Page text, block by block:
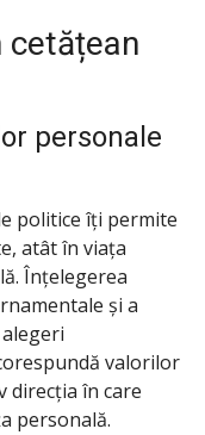
cetățean
personale
politice îți permite
atât în viața
Înțelegerea
și a
valorilor
direcția în care
personală.